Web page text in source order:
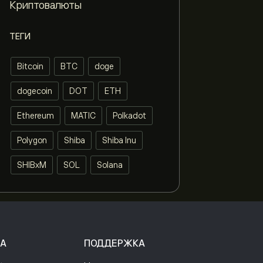
Криптовалюты
ТЕГИ
Bitcoin BTC doge
dogecoin DOT ETH
Ethereum MATIC Polkadot
Polygon Shiba Shiba Inu
SHIBxM SOL Solana
ПОДДЕРЖКА